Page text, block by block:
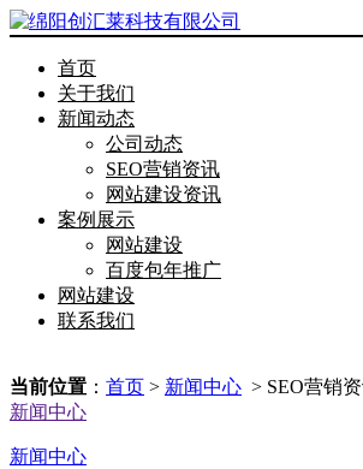
首页
关于我们
新闻动态
公司动态
SEO营销资讯
网站建设资讯
案例展示
网站建设
百度包年推广
网站建设
联系我们
当前位置 ： 首页 > 新闻中心 > SEO营销
新闻中心
新闻中心